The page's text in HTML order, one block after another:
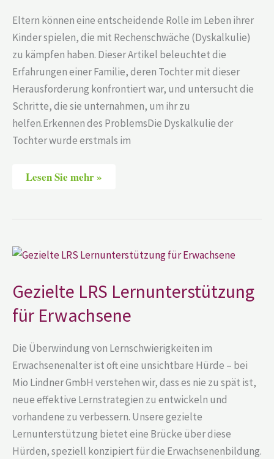
Eltern können eine entscheidende Rolle im Leben ihrer
Kinder spielen, die mit Rechenschwäche (Dyskalkulie)
zu kämpfen haben. Dieser Artikel beleuchtet die
Erfahrungen einer Familie, deren Tochter mit dieser
Herausforderung konfrontiert war, und untersucht die
Schritte, die sie unternahmen, um ihr zu
helfen.Erkennen des ProblemsDie Dyskalkulie der
Tochter wurde erstmals im
Lesen Sie mehr »
Gezielte LRS Lernunterstützung
für Erwachsene
Die Überwindung von Lernschwierigkeiten im
Erwachsenenalter ist oft eine unsichtbare Hürde – bei
Mio Lindner GmbH verstehen wir, dass es nie zu spät ist,
neue effektive Lernstrategien zu entwickeln und
vorhandene zu verbessern. Unsere gezielte
Lernunterstützung bietet eine Brücke über diese
Hürden, speziell konzipiert für die Erwachsenenbildung.
Gezielte
LRS
Erwachsene